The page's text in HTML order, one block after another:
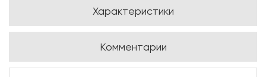
Характеристики
Комментарии